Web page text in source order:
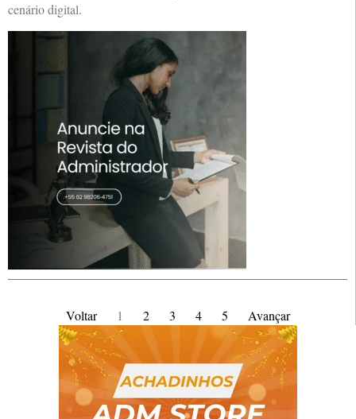
cenário digital.
Voltar 1 2 3 4 5 Avançar